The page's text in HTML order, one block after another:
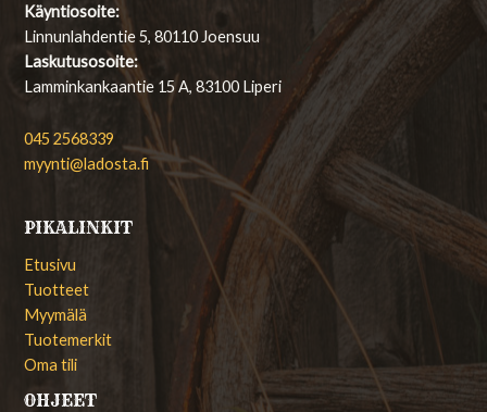
Käyntiosoite:
Linnunlahdentie 5, 80110 Joensuu
Laskutusosoite:
Lamminkankaantie 15 A, 83100 Liperi
045 2568339
myynti@ladosta.fi
PIKALINKIT
Etusivu
Tuotteet
Myymälä
Tuotemerkit
Oma tili
OHJEET